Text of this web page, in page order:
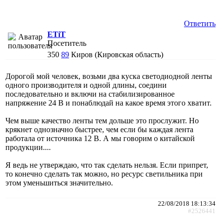
Ответить
ETiT
Посетитель
350 89 Киров (Кировская область)
Дорогой мой человек, возьми два куска светодиодной ленты
одного производителя и одной длины, соедини
последовательно и включи на стабилизированное
напряжение 24 В и понаблюдай на какое время этого хватит.
Чем выше качество ленты тем дольше это прослужит. Но
крякнет однозначно быстрее, чем если бы каждая лента
работала от источника 12 В. А мы говорим о китайской
продукции....
Я ведь не утверждаю, что так сделать нельзя. Если припрет,
то конечно сделать так можно, но ресурс светильника при
этом уменьшиться значительно.
22/08/2018 18:13:34
#2526441